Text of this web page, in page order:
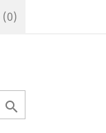
(0)
